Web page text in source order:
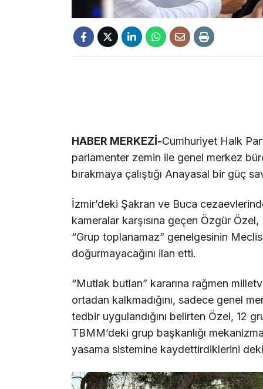
HABER MERKEZİ-Cumhuriyet Halk
parlamenter zemin ile genel merkez
bırakmaya çalıştığı Anayasal bir güç
İzmir’deki Şakran ve Buca
kameralar karşısına geçen Özgür
“Grup toplanamaz” genelgesinin
doğurmayacağını ilan etti.
“Mutlak butlan” kararına rağmen
ortadan kalkmadığını, sadece genel
tedbir uygulandığını belirten Özel, 12
TBMM’deki grup başkanlığı
yasama sistemine kaydettirdiklerini